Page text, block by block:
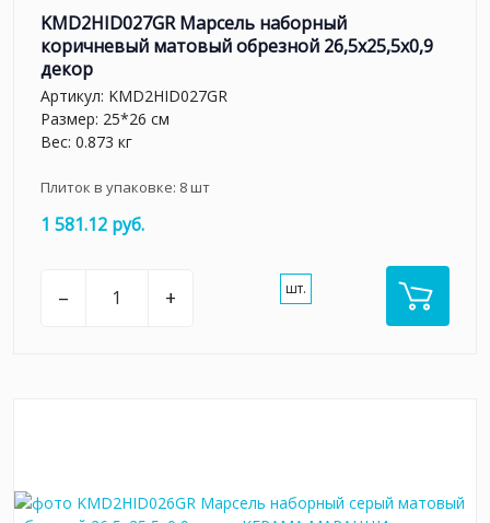
KMD2HID027GR Марсель наборный
коричневый матовый обрезной 26,5x25,5x0,9
декор
Артикул: KMD2HID027GR
Размер: 25*26 см
Вес: 0.873 кг
Плиток в упаковке: 8шт
1 581.12 руб.
– + шт.